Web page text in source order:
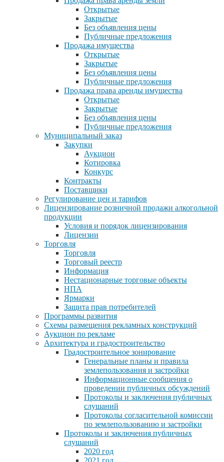
Открытые
Закрытые
Без объявления цены
Публичные предложения
Продажа имущества
Открытые
Закрытые
Без объявления цены
Публичные предложения
Продажа права аренды имущества
Открытые
Закрытые
Без объявления цены
Публичные предложения
Муниципальный заказ
Закупки
Аукцион
Котировка
Конкурс
Контракты
Поставщики
Регулирование цен и тарифов
Лицензирование розничной продажи алкогольной
продукции
Условия и порядок лицензирования
Лицензии
Торговля
Торговля
Торговый реестр
Информация
Нестационарные торговые объекты
НПА
Ярмарки
Защита прав потребителей
Программы развития
Схемы размещения рекламных конструкций
Аукцион по рекламе
Архитектура и градостроительство
Градостроительное зонирование
Генеральные планы и правила
землепользования и застройки
Информационные сообщения о
проведении публичных обсуждений
Протоколы и заключения публичных
слушаний
Протоколы согласительной комиссии
по землепользованию и застройки
Протоколы и заключения публичных
слушаний
2020 год
2021 год